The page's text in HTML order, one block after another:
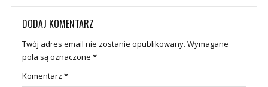
DODAJ KOMENTARZ
Twój adres email nie zostanie opublikowany. Wymagane
pola są oznaczone *
Komentarz *